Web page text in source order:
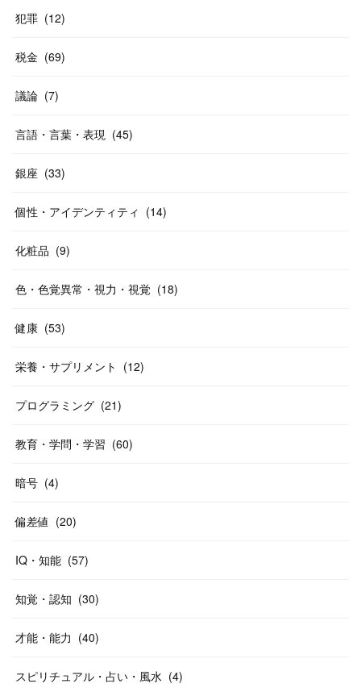
犯罪 (12)
税金 (69)
議論 (7)
言語・言葉・表現 (45)
銀座 (33)
個性・アイデンティティ (14)
化粧品 (9)
色・色覚異常・視力・視覚 (18)
健康 (53)
栄養・サプリメント (12)
プログラミング (21)
教育・学問・学習 (60)
暗号 (4)
偏差値 (20)
IQ・知能 (57)
知覚・認知 (30)
才能・能力 (40)
スピリチュアル・占い・風水 (4)